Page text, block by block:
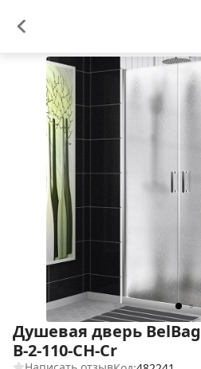
Душевая дверь
B-2-110-CH-Cr